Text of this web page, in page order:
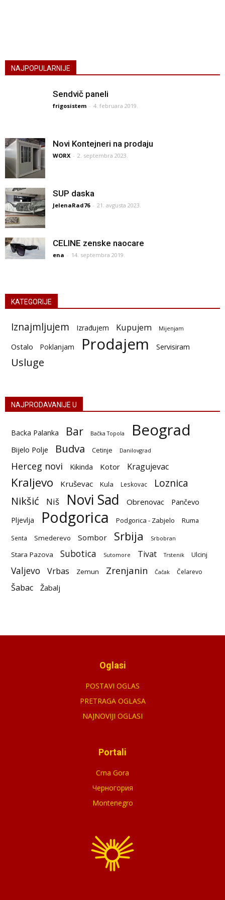
NAJPOPULARNIJE
Sendvič paneli
frigosistem - 4. februara 2019.
Novi Kontejneri na prodaju
WORX - 2. septembra 2023.
SUP daska
JelenaRad76 - 21. avgusta 2023.
CELINE zenske naocare
ena - 14. septembra 2019.
KATEGORIJE
Iznajmljujem Izrađujem Kupujem Mijenjam
Ostalo Poklanjam Prodajem Servisiram
Usluge
NAJPRODAVANIJE U
Backa Palanka Bar Bačka Topola Beograd
Bijelo Polje Budva Cetinje Danilovgrad
Herceg novi Kikinda Kotor Kragujevac
Kraljevo Kruševac Kula Leskovac Loznica
Nikšić Niš Novi Sad Obrenovac Pančevo
Pljevlja Podgorica Podgorica - Zabjelo Ruma
Senta Smederevo Sombor Srbija Srbobran
Stara Pazova Subotica Sutomore Tivat Trstenik Ulcinj
Valjevo Vrbas Zemun Zrenjanin Čačak Čelarevo
Šabac Žabalj
Oglasi
POSTAVI OGLAS
PRETRAGA OGLASA
NAJNOVIJI OGLASI
Portali
Crna Gora
Черногория
Montenegro